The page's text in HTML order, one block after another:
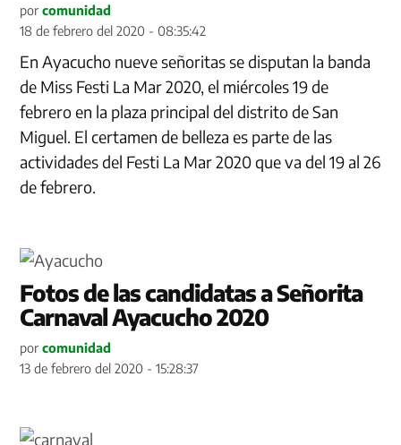
por comunidad
18 de febrero del 2020 - 08:35:42
En Ayacucho nueve señoritas se disputan la banda
de Miss Festi La Mar 2020, el miércoles 19 de
febrero en la plaza principal del distrito de San
Miguel. El certamen de belleza es parte de las
actividades del Festi La Mar 2020 que va del 19 al 26
de febrero.
Fotos de las candidatas a Señorita
Carnaval Ayacucho 2020
por comunidad
13 de febrero del 2020 - 15:28:37